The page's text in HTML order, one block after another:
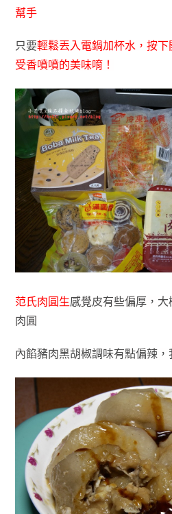
幫手
只要輕鬆丟入電鍋加杯水，按
受香噴噴的美味唷！
范氏肉圓生感覺皮有些偏厚，
肉圓
內餡豬肉黑胡椒調味有點偏辣